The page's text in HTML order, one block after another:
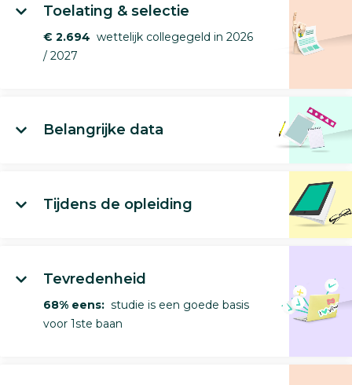
Toelating & selectie
€ 2.694 wettelijk collegegeld in 2026
/ 2027
Belangrijke data
Tijdens de opleiding
Tevredenheid
68% eens: studie is een goede basis
voor 1ste baan